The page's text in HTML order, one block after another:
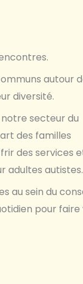
autour
diversité.
secteur du
des familles
des services
adultes autistes.
au sein du
pour faire